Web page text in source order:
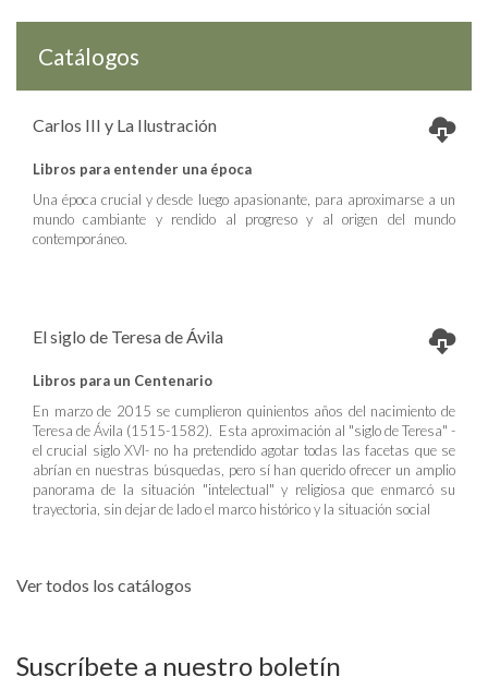
Catálogos
Carlos III y La Ilustración
Libros para entender una época
Una época crucial y desde luego apasionante, para aproximarse a un
mundo cambiante y rendido al progreso y al origen del mundo
contemporáneo.
El siglo de Teresa de Ávila
Libros para un Centenario
En marzo de 2015 se cumplieron quinientos años del nacimiento de
Teresa de Ávila (1515-1582). Esta aproximación al "siglo de Teresa" -
el crucial siglo XVI- no ha pretendido agotar todas las facetas que se
abrían en nuestras búsquedas, pero sí han querido ofrecer un amplio
panorama de la situación "intelectual" y religiosa que enmarcó su
trayectoria, sin dejar de lado el marco histórico y la situación social
Ver todos los catálogos
Suscríbete a nuestro boletín